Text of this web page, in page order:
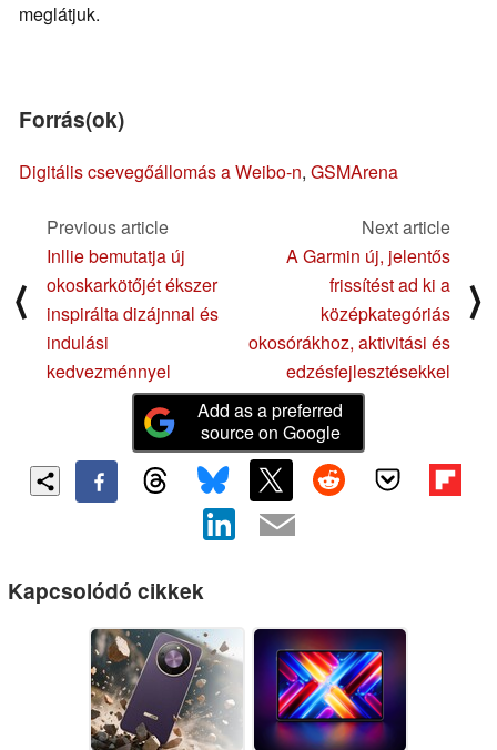
meglátjuk.
Forrás(ok)
Digitális csevegőállomás a Weibo-n, GSMArena
⟨
Previous article
Inllie bemutatja új
okoskarkötőjét ékszer
inspirálta dizájnnal és
indulási
kedvezménnyel
Next article
A Garmin új, jelentős
frissítést ad ki a
középkategóriás
okosórákhoz, aktivitási és
edzésfejlesztésekkel
⟩
Add as a preferred
source on Google
Kapcsolódó cikkek